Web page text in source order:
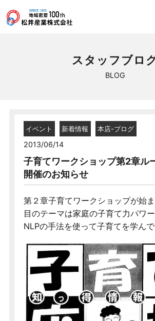
BLOG
スタッフブロ
イベント 新着情報 本店-ブログ
2013/06/14
子育てワークショップ第2章ル
開催のお知らせ
第２章子育てワークショップが始
目のテーマは家庭の子育て力パワー
NLPの手法を使って子育てを学んで